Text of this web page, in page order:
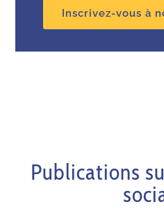
Inscrivez-vous à
Publications